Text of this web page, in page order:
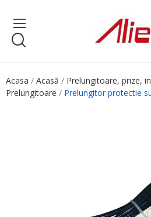
Acasa Acasă
Prelungitoare, prize,
Prelungitoare
Prelungitor protectie